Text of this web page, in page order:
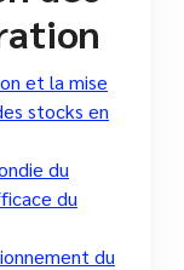
et la mise
stocks en
du
du
du